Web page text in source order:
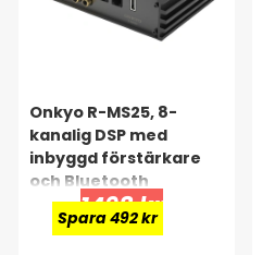
Onkyo R-MS25, 8-
kanalig DSP med
inbyggd förstärkare
och Bluetooth
1498 kr
Spara 492 kr